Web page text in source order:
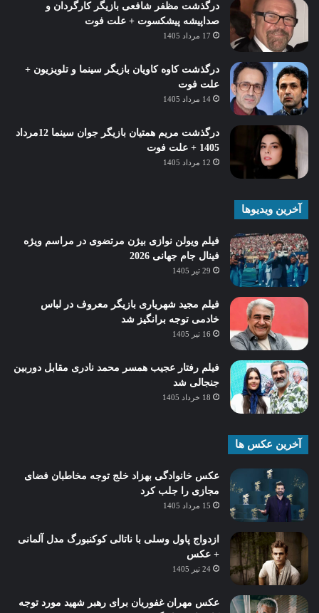
درگذشت مظفر شافعی بازیگر کارگردان و
صداپیشه پیشکسوت + علت فوت
17 مرداد 1405
درگذشت کاوه کاویان بازیگر سینما و تلویزیون +
علت فوت
14 مرداد 1405
درگذشت مریم همتیان بازیگر جوان سینما 12مرداد
1405 + علت فوت
12 مرداد 1405
آخرین ویدیوها
فیلم ویولن نوازی بیژن مرتضوی در مراسم ویژه
فینال جام جهانی 2026
29 تیر 1405
فیلم مجید شهریاری بازیگر معروف در لباس
خادمی توجه برانگیز شد
16 تیر 1405
فیلم رفتار عجیب همسر محمد نادری مقابل دوربین
جنجالی شد
18 خرداد 1405
آخرین عکس ها
عکس خانوادگی بهزاد خلج توجه مخاطبان فضای
مجازی را جلب کرد
15 مرداد 1405
ازدواج پاول وسلی با ناتالی کوکنبورگ مدل آلمانی
+ عکس
24 تیر 1405
عکس مهران غفوریان برای رهبر شهید مورد توجه